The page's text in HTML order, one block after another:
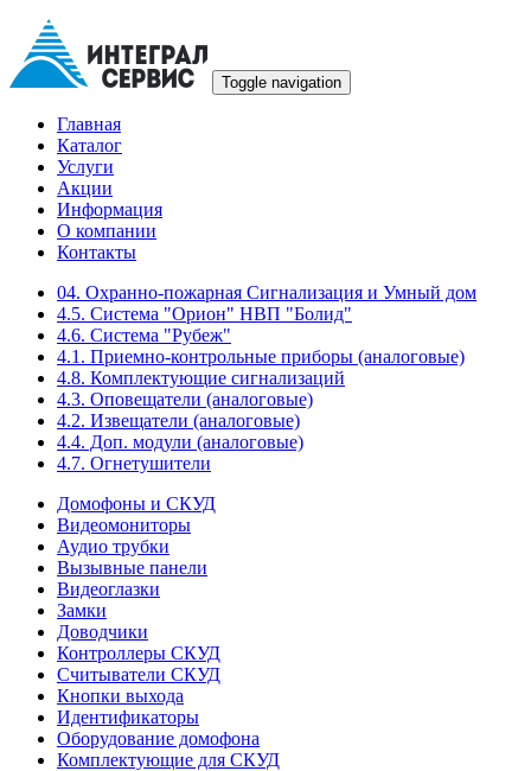
Toggle navigation
Главная
Каталог
Услуги
Акции
Информация
О компании
Контакты
04. Охранно-пожарная Сигнализация и Умный дом
4.5. Система "Орион" НВП "Болид"
4.6. Система "Рубеж"
4.1. Приемно-контрольные приборы (аналоговые)
4.8. Комплектующие сигнализаций
4.3. Оповещатели (аналоговые)
4.2. Извещатели (аналоговые)
4.4. Доп. модули (аналоговые)
4.7. Огнетушители
Домофоны и СКУД
Видеомониторы
Аудио трубки
Вызывные панели
Видеоглазки
Замки
Доводчики
Контроллеры СКУД
Считыватели СКУД
Кнопки выхода
Идентификаторы
Оборудование домофона
Комплектующие для СКУД